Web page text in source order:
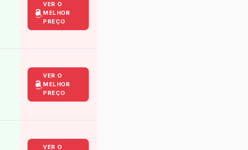
VER O
MELHOR
PREÇO
VER O
MELHOR
PREÇO
VER O